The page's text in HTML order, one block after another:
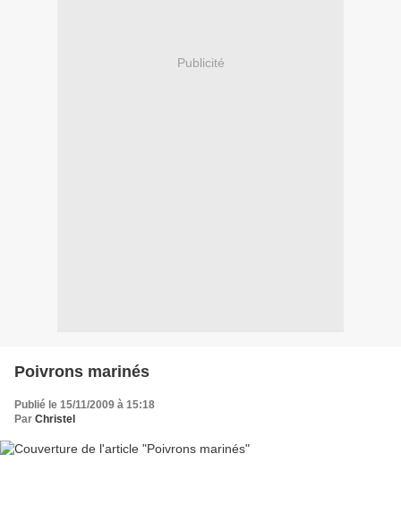
Publicité
Poivrons marinés
Publié le 15/11/2009 à 15:18
Par Christel